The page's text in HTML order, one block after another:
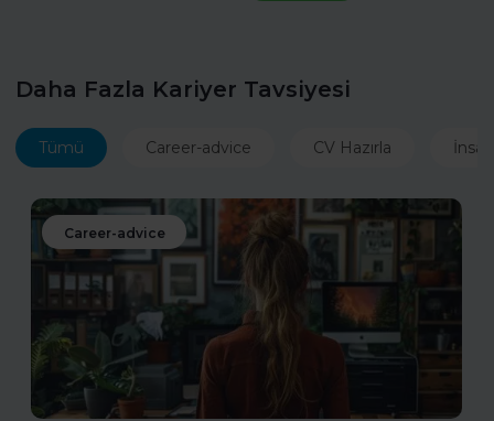
Daha Fazla Kariyer Tavsiyesi
Tümü Career-advice CV Hazırla
Career-advice